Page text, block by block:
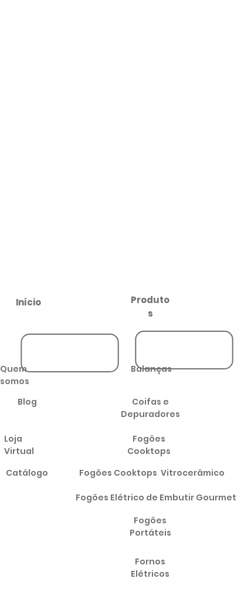
Início
Blog
Produto
s
Loja
Virtual
Quem
somos
Catálogo
Balanças
Coifas e
Depuradores
Fogões
Cooktops
Fogões Cooktops Vitrocerâmico
Fogões Elétrico de Embutir Gourmet
Fogões
Portáteis
Fornos
Elétricos